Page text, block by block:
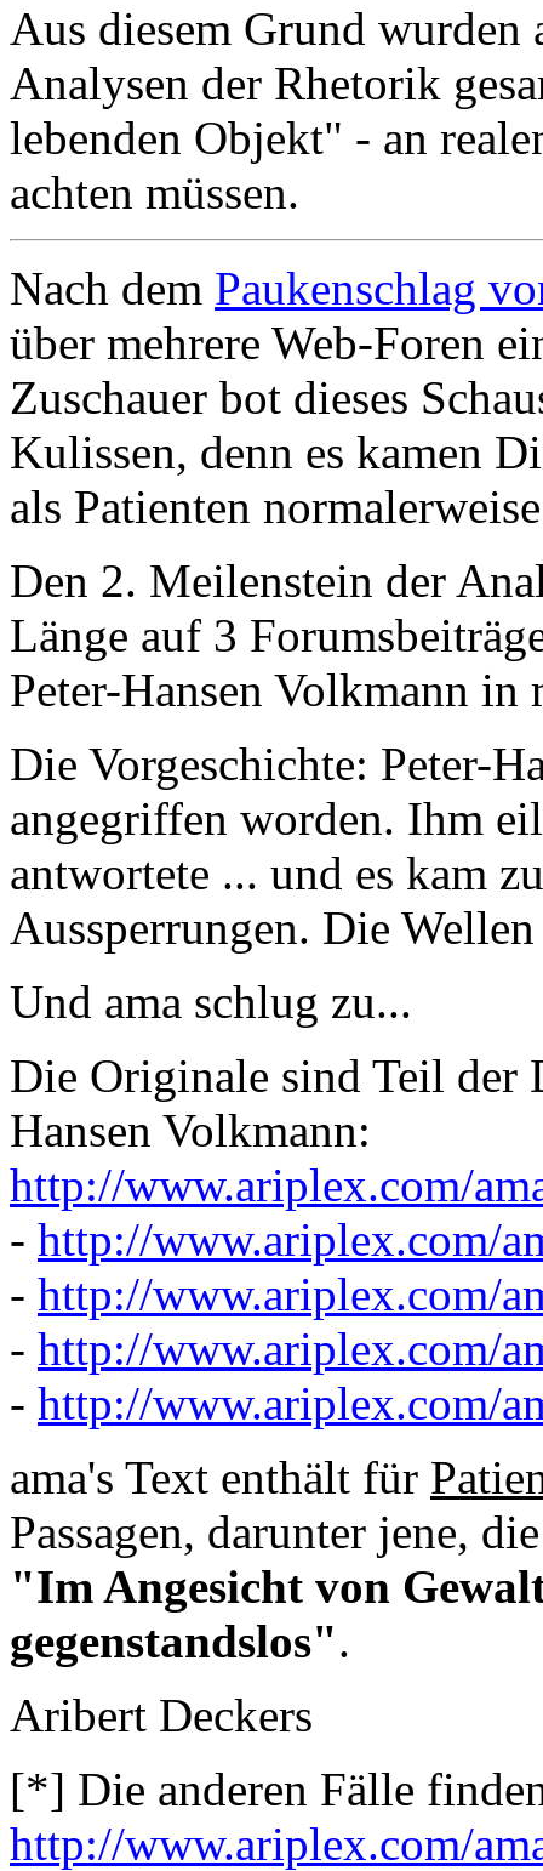
Aus diesem Grund
Analysen der Rhetorik
lebenden Objekt" - an
achten müssen.
Nach dem Paukenschlag
über mehrere Web-Foren
Zuschauer bot dieses
Kulissen, denn es kamen
als Patienten
Den 2. Meilenstein der
Länge auf 3
Peter-Hansen Volkmann
Die Vorgeschichte: Peter-
angegriffen worden. Ihm
antwortete ... und es kam
Aussperrungen. Die
Und ama schlug zu...
Die Originale sind Teil der
Hansen Volkmann:
http://www.ariplex.com/
- http://www.ariplex.com/
- http://www.ariplex.com/
- http://www.ariplex.com/
- http://www.ariplex.com/
ama's Text enthält für
Passagen, darunter jene,
"Im Angesicht von
gegenstandslos".
Aribert Deckers
[*] Die anderen Fälle
http://www.ariplex.com/